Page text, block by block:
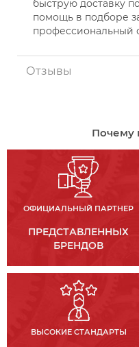
быструю доставку
помощь в подборе
профессиональный
Отзывы
Почему
ОФИЦИАЛЬНЫЙ ПАРТНЕР
ПРЕДСТАВЛЕННЫХ
БРЕНДОВ
ВЫСОКИЕ СТАНДАРТЫ